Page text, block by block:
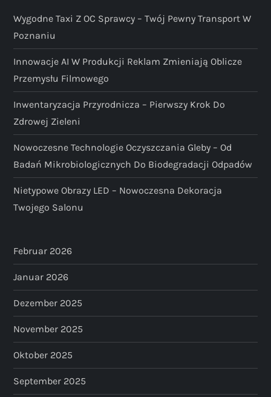
Wygodne Taxi Z OC Sprawcy – Twój Pewny Transport W
Poznaniu
Innowacje AI W Produkcji Reklam Zmieniają Oblicze
Przemysłu Filmowego
Inwentaryzacja Przyrodnicza – Pierwszy Krok Do
Zdrowej Zieleni
Nowoczesne Technologie Oczyszczania Gleby – Od
Badań Mikrobiologicznych Do Biodegradacji Odpadów
Nietypowe Obrazy LED – Nowoczesna Dekoracja
Twojego Salonu
Februar 2026
Januar 2026
Dezember 2025
November 2025
Oktober 2025
September 2025